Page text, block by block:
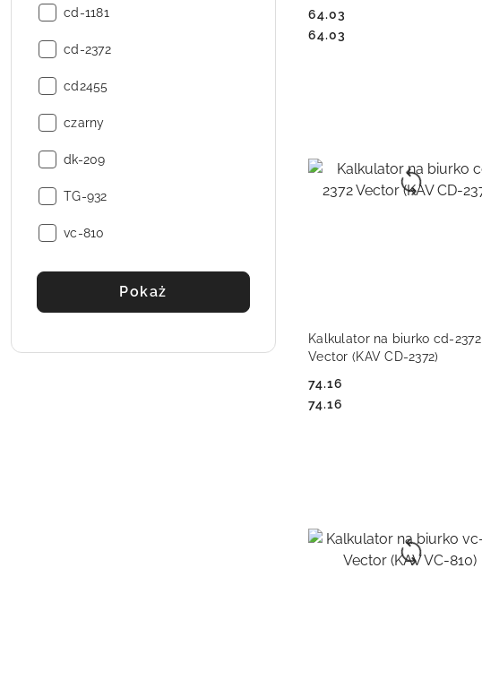
Seria:
cd-1181
Seria:
cd-2372
Seria:
cd2455
Seria:
czarny
Seria:
dk-209
Seria:
TG-932
Seria:
vc-810
Pokaż
Cena:
64.03
Cena:
64.03
Kalkulator na biurko cd-2372
Vector (KAV CD-2372)
Cena:
74.16
Cena:
74.16
DO KOSZYKA